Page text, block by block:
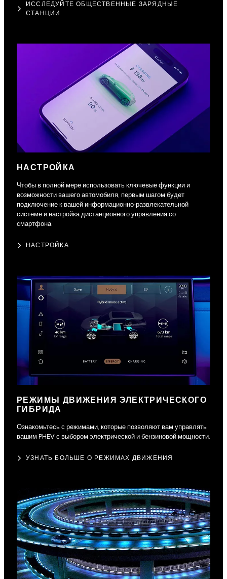
ИССЛЕДУЙТЕ ОБЩЕСТВЕННЫЕ ЗАРЯДНЫЕ
СТАНЦИИ
НАСТРОЙКА
Чтобы в полной мере использовать ключевые функции и
возможности вашего автомобиля, первым шагом будет
подключение к вашей информационно-развлекательной
системе и настройка дистанционного управления со
смартфона.
НАСТРОЙКА
РЕЖИМЫ ДВИЖЕНИЯ ЭЛЕКТРИЧЕСКОГО
ГИБРИДА
Ознакомьтесь с режимами, которые позволяют вам управлять
вашим PHEV с выбором электрической и бензиновой мощности.
УЗНАТЬ БОЛЬШЕ О РЕЖИМАХ ДВИЖЕНИЯ